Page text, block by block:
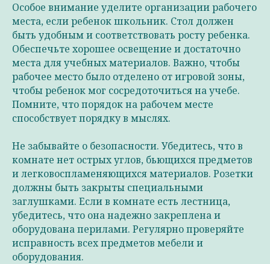
Особое внимание уделите организации рабочего
места, если ребенок школьник. Стол должен
быть удобным и соответствовать росту ребенка.
Обеспечьте хорошее освещение и достаточно
места для учебных материалов. Важно, чтобы
рабочее место было отделено от игровой зоны,
чтобы ребенок мог сосредоточиться на учебе.
Помните, что порядок на рабочем месте
способствует порядку в мыслях.
Не забывайте о безопасности. Убедитесь, что в
комнате нет острых углов, бьющихся предметов
и легковоспламеняющихся материалов. Розетки
должны быть закрыты специальными
заглушками. Если в комнате есть лестница,
убедитесь, что она надежно закреплена и
оборудована перилами. Регулярно проверяйте
исправность всех предметов мебели и
оборудования.